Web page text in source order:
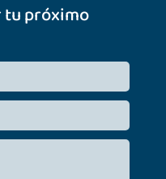
tu próximo